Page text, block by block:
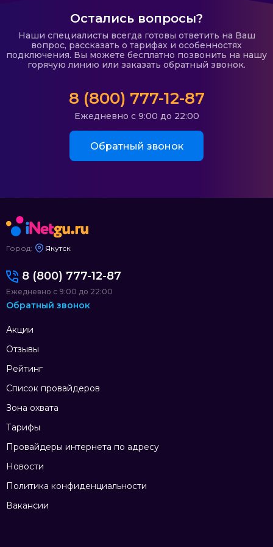
Остались вопросы?
Наши специалисты всегда готовы ответить на Ваш
вопрос, рассказать о тарифах и особенностях
подключения. Вы можете бесплатно позвонить на нашу
горячую линию или заказать обратный звонок.
8 (800) 777-12-87
Ежедневно с 9:00 до 22:00
Обратный звонок
Город: Якутск
Акции
Отзывы
Рейтинг
Список провайдеров
Зона охвата
Тарифы
Провайдеры интернета по адресу
Новости
Политика конфиденциальности
Вакансии
8 (800) 777-12-87
Ежедневно с 9:00 до 22:00
Обратный звонок